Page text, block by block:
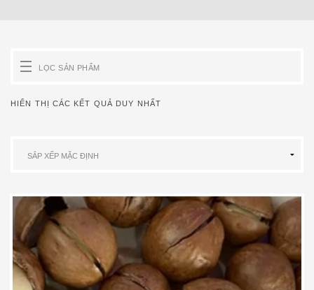
LỌC SẢN PHẨM
HIỂN THỊ CÁC KẾT QUẢ DUY NHẤT